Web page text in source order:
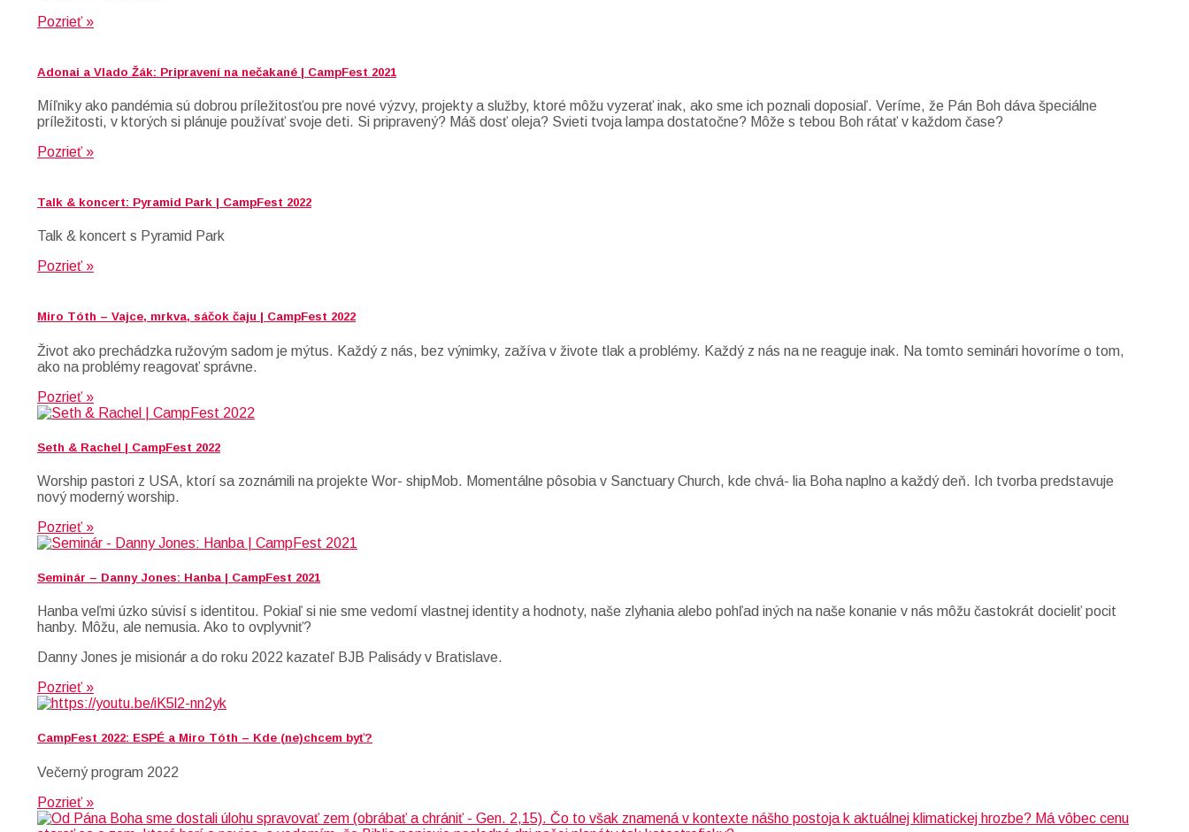
Pozrieť »
Adonai a Vlado Žák: Pripravení na nečakané | CampFest 2021
Míľniky ako pandémia sú dobrou príležitosťou pre nové výzvy, projekty a služby, ktoré môžu vyzerať inak, ako sme ich poznali doposiaľ. Veríme, že Pán Boh dáva špeciálne
príležitosti, v ktorých si plánuje používať svoje deti. Si pripravený? Máš dosť oleja? Svieti tvoja lampa dostatočne? Môže s tebou Boh rátať v každom čase?
Pozrieť »
Talk & koncert: Pyramid Park | CampFest 2022
Talk & koncert s Pyramid Park
Pozrieť »
Miro Tóth – Vajce, mrkva, sáčok čaju | CampFest 2022
Život ako prechádzka ružovým sadom je mýtus. Každý z nás, bez výnimky, zažíva v živote tlak a problémy. Každý z nás na ne reaguje inak. Na tomto seminári hovoríme o tom,
ako na problémy reagovať správne.
Pozrieť »
Seth & Rachel | CampFest 2022
Worship pastori z USA, ktorí sa zoznámili na projekte Wor- shipMob. Momentálne pôsobia v Sanctuary Church, kde chvá- lia Boha naplno a každý deň. Ich tvorba predstavuje
nový moderný worship.
Pozrieť »
Seminár – Danny Jones: Hanba | CampFest 2021
Hanba veľmi úzko súvisí s identitou. Pokiaľ si nie sme vedomí vlastnej identity a hodnoty, naše zlyhania alebo pohľad iných na naše konanie v nás môžu častokrát docieliť pocit
hanby. Môžu, ale nemusia. Ako to ovplyvniť?
Danny Jones je misionár a do roku 2022 kazateľ BJB Palisády v Bratislave.
Pozrieť »
CampFest 2022: ESPÉ a Miro Tóth – Kde (ne)chcem byť?
Večerný program 2022
Pozrieť »